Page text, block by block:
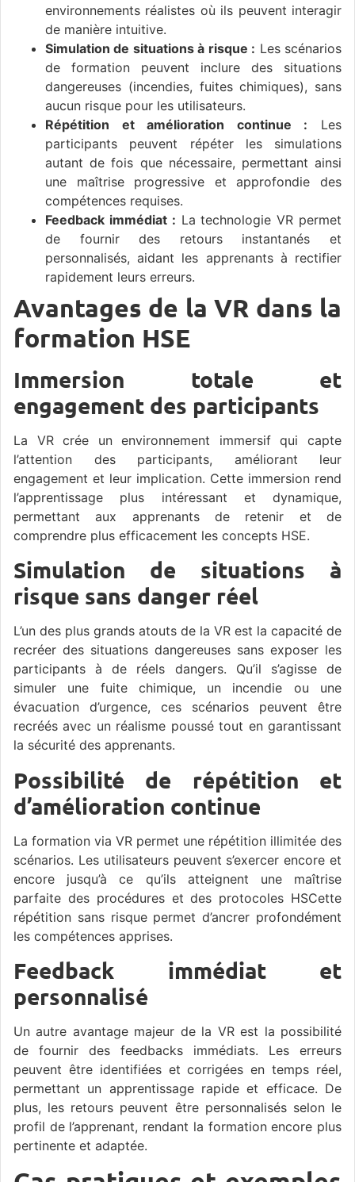
environnements réalistes où ils peuvent interagir
de manière intuitive.
Simulation de situations à risque : Les scénarios
de formation peuvent inclure des situations
dangereuses (incendies, fuites chimiques), sans
aucun risque pour les utilisateurs.
Répétition et amélioration continue : Les
participants peuvent répéter les simulations
autant de fois que nécessaire, permettant ainsi
une maîtrise progressive et approfondie des
compétences requises.
Feedback immédiat : La technologie VR permet
de fournir des retours instantanés et
personnalisés, aidant les apprenants à rectifier
rapidement leurs erreurs.
Avantages de la VR dans la
formation HSE
Immersion totale et
engagement des participants
La VR crée un environnement immersif qui capte
l’attention des participants, améliorant leur
engagement et leur implication. Cette immersion rend
l’apprentissage plus intéressant et dynamique,
permettant aux apprenants de retenir et de
comprendre plus efficacement les concepts HSE.
Simulation de situations à
risque sans danger réel
L’un des plus grands atouts de la VR est la capacité de
recréer des situations dangereuses sans exposer les
participants à de réels dangers. Qu’il s’agisse de
simuler une fuite chimique, un incendie ou une
évacuation d’urgence, ces scénarios peuvent être
recréés avec un réalisme poussé tout en garantissant
la sécurité des apprenants.
Possibilité de répétition et
d’amélioration continue
La formation via VR permet une répétition illimitée des
scénarios. Les utilisateurs peuvent s’exercer encore et
encore jusqu’à ce qu’ils atteignent une maîtrise
parfaite des procédures et des protocoles HSCette
répétition sans risque permet d’ancrer profondément
les compétences apprises.
Feedback immédiat et
personnalisé
Un autre avantage majeur de la VR est la possibilité
de fournir des feedbacks immédiats. Les erreurs
peuvent être identifiées et corrigées en temps réel,
permettant un apprentissage rapide et efficace. De
plus, les retours peuvent être personnalisés selon le
profil de l’apprenant, rendant la formation encore plus
pertinente et adaptée.